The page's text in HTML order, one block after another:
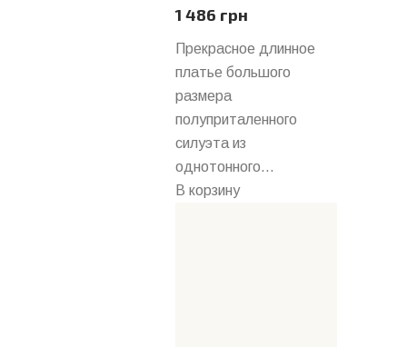
1 486 грн
Прекрасное длинное
платье большого
размера
полуприталенного
силуэта из
однотонного...
В корзину